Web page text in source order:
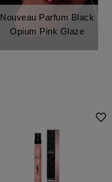
Nouveau Parfum Black
Opium Pink Glaze